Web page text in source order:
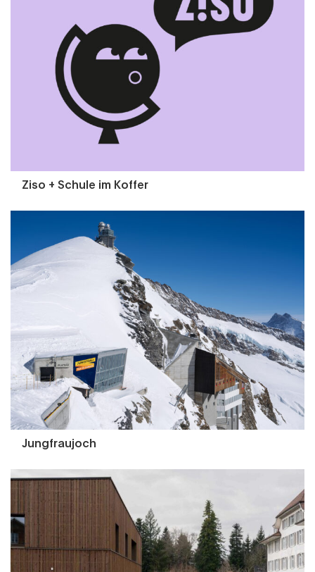
Ziso + Schule im Koffer
Jungfraujoch